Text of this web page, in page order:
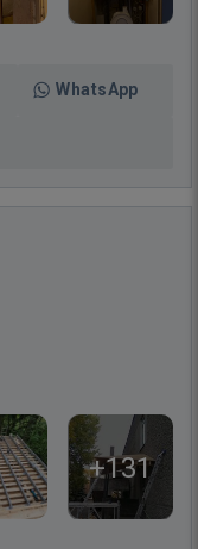
WhatsApp
+131